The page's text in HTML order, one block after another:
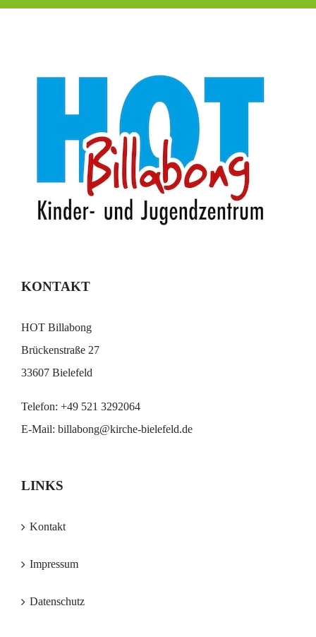
KONTAKT
HOT Billabong
Brückenstraße 27
33607 Bielefeld
Telefon: +49 521 3292064
E-Mail: billabong@kirche-bielefeld.de
LINKS
Kontakt
Impressum
Datenschutz